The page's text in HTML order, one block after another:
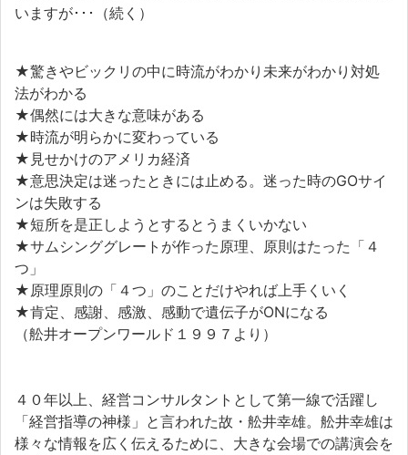
いますが･･･（続く）
★驚きやビックリの中に時流がわかり未来がわかり対処
法がわかる
★偶然には大きな意味がある
★時流が明らかに変わっている
★見せかけのアメリカ経済
★意思決定は迷ったときには止める。迷った時のGOサイ
ンは失敗する
★短所を是正しようとするとうまくいかない
★サムシンググレートが作った原理、原則はたった「４
つ」
★原理原則の「４つ」のことだけやれば上手くいく
★肯定、感謝、感激、感動で遺伝子がONになる
（舩井オープンワールド１９９７より）
４０年以上、経営コンサルタントとして第一線で活躍し
「経営指導の神様」と言われた故・舩井幸雄。舩井幸雄は
様々な情報を広く伝えるために、大きな会場での講演会を